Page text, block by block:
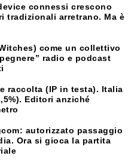
connessi crescono
tradizionali arretrano. Ma è
come un collettivo
radio e podcast
raccolta (IP in testa). Italia
Editori anziché
autorizzato passaggio
Ora si gioca la partita